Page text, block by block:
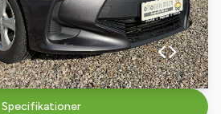
Specifikationer